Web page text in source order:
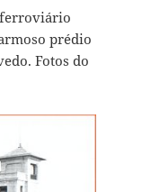
prédio
Fotos do